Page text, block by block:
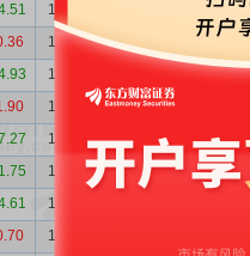
1.42亿 628.1万
1.49亿 8.77% 1059万
1.50亿 556.2万
1.53亿 8.59%
1.51亿 8.62% 920.4万
1.52亿 8.07% 2095万
1.49亿
1.58亿